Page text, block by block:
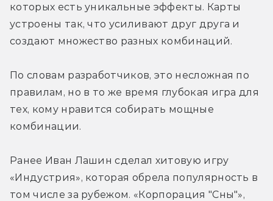
которых есть уникальные эффекты. Карты
устроены так, что усиливают друг друга и
создают множество разных комбинаций.
По словам разработчиков, это несложная по
правилам, но в то же время глубокая игра для
тех, кому нравится собирать мощные
комбинации.
Ранее Иван Лашин сделал хитовую игру
«Индустрия», которая обрела популярность в
том числе за рубежом. «Корпорация "Сны"»,